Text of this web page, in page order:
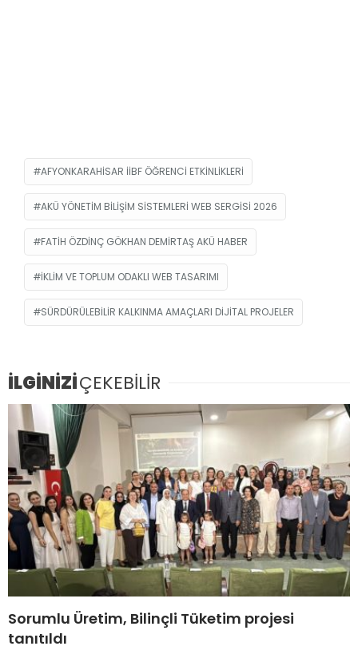
AFYONKARAHISAR IIBF ÖĞRENCI ETKINLIKLERI
AKÜ YÖNETIM BILIŞIM SISTEMLERI WEB SERGISI 2026
FATIH ÖZDINÇ GÖKHAN DEMIRTAŞ AKÜ HABER
IKLIM VE TOPLUM ODAKLI WEB TASARIMI
SÜRDÜRÜLEBILIR KALKINMA AMAÇLARI DIJITAL PROJELER
İLGİNİZİÇEKEBİLİR
Sorumlu Üretim, Bilinçli Tüketim projesi
tanıtıldı